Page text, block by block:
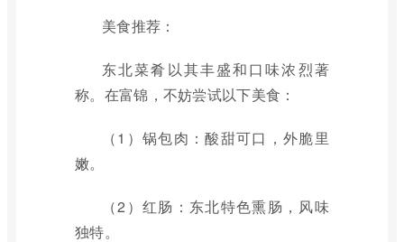
美食推荐：
东北菜肴以其丰盛和口味浓烈著
称。在富锦，不妨尝试以下美食：
（1）锅包肉：酸甜可口，外脆里
嫩。
（2）红肠：东北特色熏肠，风味
独特。